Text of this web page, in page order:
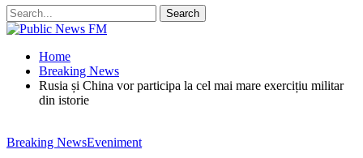
Home
Breaking News
Rusia și China vor participa la cel mai mare exercițiu militar
din istorie
Breaking NewsEveniment